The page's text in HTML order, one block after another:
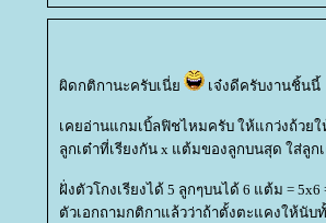
ผิดกติกานะครับเนี่ เจ๋งดีครับงานชิ้นนี้
เคยอ่านแกมเบิ้ลฟิชไหมครับ ให้แกว่งถ้วย
ลูกเต๋าที่เรียงกัน x แต้มของลูกบนสุด ใส่ลูก
ฝั่งตัวโกงเรียงได้ 5 ลูกๆบนได้ 6 แต้ม = 5x6
ตัวเอกถามกติกาแล้วว่าถ้าตั้งตะแคงให้นั